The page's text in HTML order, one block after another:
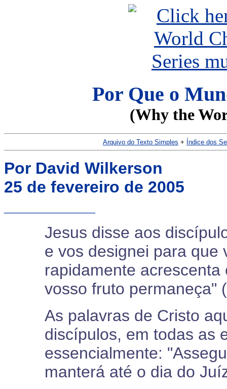
Por Que o
(Why the
Arquivo do Texto Simples + Índice dos
Por David Wilkerson
25 de fevereiro de 2005
Jesus disse aos
e vos designei para que
rapidamente
vosso fruto permaneça"
As palavras de Cristo
discípulos, em todas as
essencialmente:
manterá até o dia do